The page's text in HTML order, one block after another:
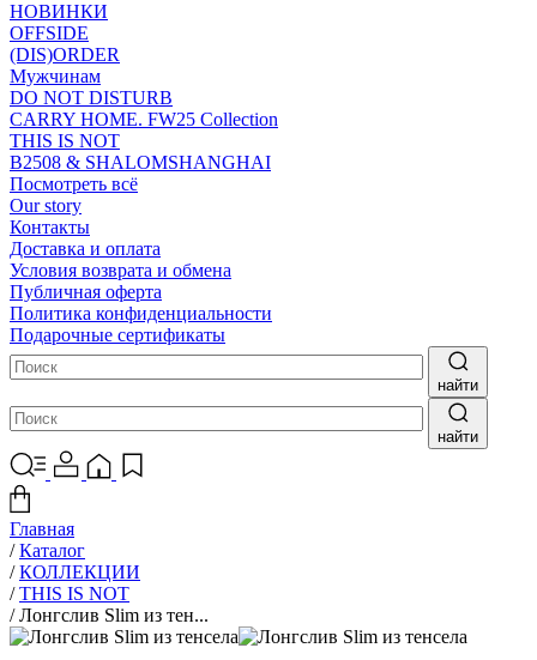
НОВИНКИ
OFFSIDE
(DIS)ORDER
Мужчинам
DO NOT DISTURB
CARRY HOME. FW25 Collection
THIS IS NOT
B2508 & SHALOMSHANGHAI
Посмотреть всё
Our story
Контакты
Доставка и оплата
Условия возврата и обмена
Публичная оферта
Политика конфиденциальности
Подарочные сертификаты
найти
найти
Главная
/ Каталог
/ КОЛЛЕКЦИИ
/ THIS IS NOT
/ Лонгслив Slim из тен...